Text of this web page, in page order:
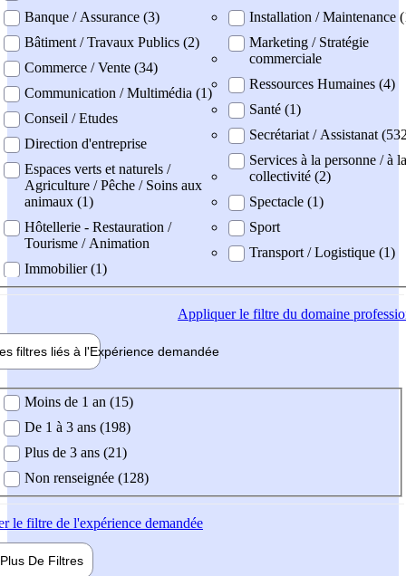
Banque / Assurance (3)
Bâtiment / Travaux Publics (2)
Commerce / Vente (34)
Communication / Multimédia (1)
Conseil / Etudes
Direction d'entreprise
Espaces verts et naturels /
Agriculture / Pêche / Soins aux
animaux (1)
Hôtellerie - Restauration /
Tourisme / Animation
Immobilier (1)
Installation / Maintenance
Marketing / Stratégie
commerciale
Ressources Humaines (4)
Santé (1)
Secrétariat / Assistanat
Services à la personne / à la
collectivité (2)
Spectacle (1)
Sport
Transport / Logistique (1)
Appliquerle filtre du domaine
filtres liés à l'Expérience demandée
demandée
Moins de 1 an (15)
De 1 à 3 ans (198)
Plus de 3 ans (21)
Non renseignée (128)
le filtre de l'expérience demandée
Plus De Filtres